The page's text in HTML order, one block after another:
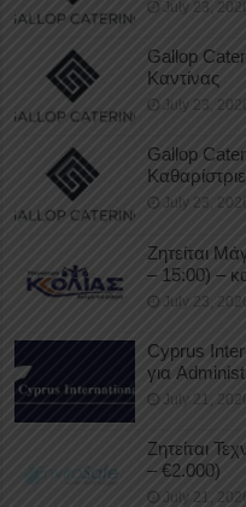
July 23,
Gallop
Καντίνας
July 23,
Gallop
July 23,
Ζητείται
– 15:00) –
July 23,
Cyprus
για
July 21,
Ζητείται
– €2.000)
July 21,